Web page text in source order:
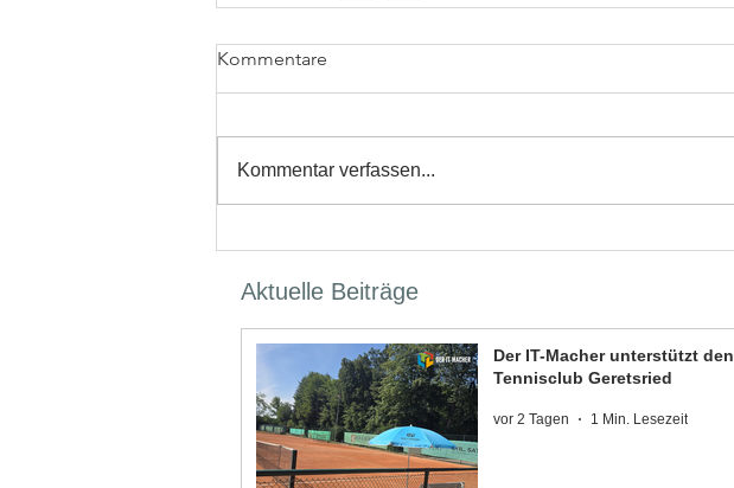
Kommentare
Kommentar verfassen...
Aktuelle Beiträge
Der IT-Macher unterstützt den
Tennisclub Geretsried
vor 2 Tagen 1 Min. Lesezeit